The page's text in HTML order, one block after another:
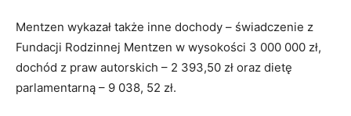
Mentzen wykazał także inne dochody – świadczenie z
Fundacji Rodzinnej Mentzen w wysokości 3 000 000 zł,
dochód z praw autorskich – 2 393,50 zł oraz dietę
parlamentarną – 9 038, 52 zł.